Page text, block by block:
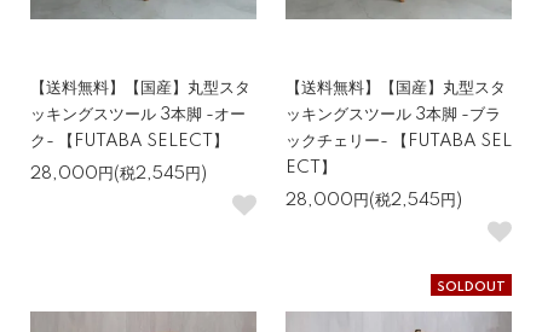
【送料無料】【国産】丸型スタ
ッキングスツール 3本脚 -オー
ク- 【FUTABA SELECT】
28,000円(税2,545円)
【送料無料】【国産】丸型スタ
ッキングスツール 3本脚 -ブラ
ックチェリー- 【FUTABA SEL
ECT】
28,000円(税2,545円)
SOLDOUT